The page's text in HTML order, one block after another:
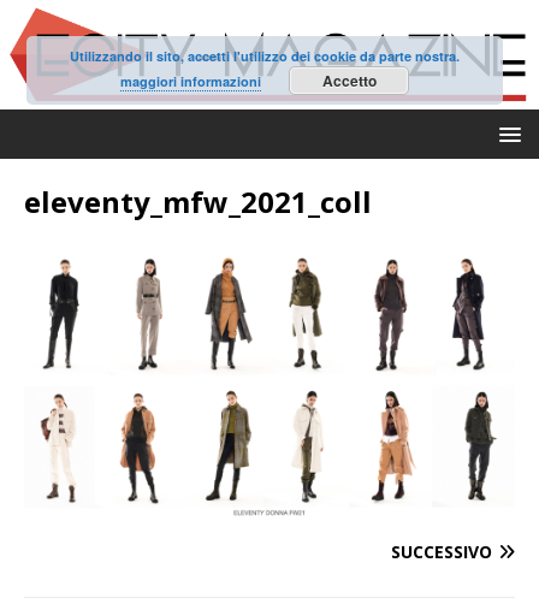
eleventy_mfw_2021_coll
SUCCESSIVO
Utilizzando il sito, accetti l'utilizzo dei cookie da parte nostra.
maggiori informazioni
Accetto